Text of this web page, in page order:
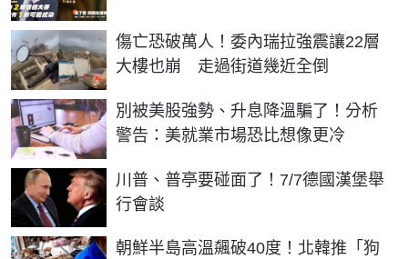
傷亡恐破萬人！委內瑞拉強震讓22層
大樓也崩 走過街道幾近全倒
別被美股強勢、升息降溫騙了！分析
警告：美就業市場恐比想像更冷
川普、普亭要碰面了！7/7德國漢堡舉
行會談
朝鮮半島高溫飆破40度！北韓推「狗